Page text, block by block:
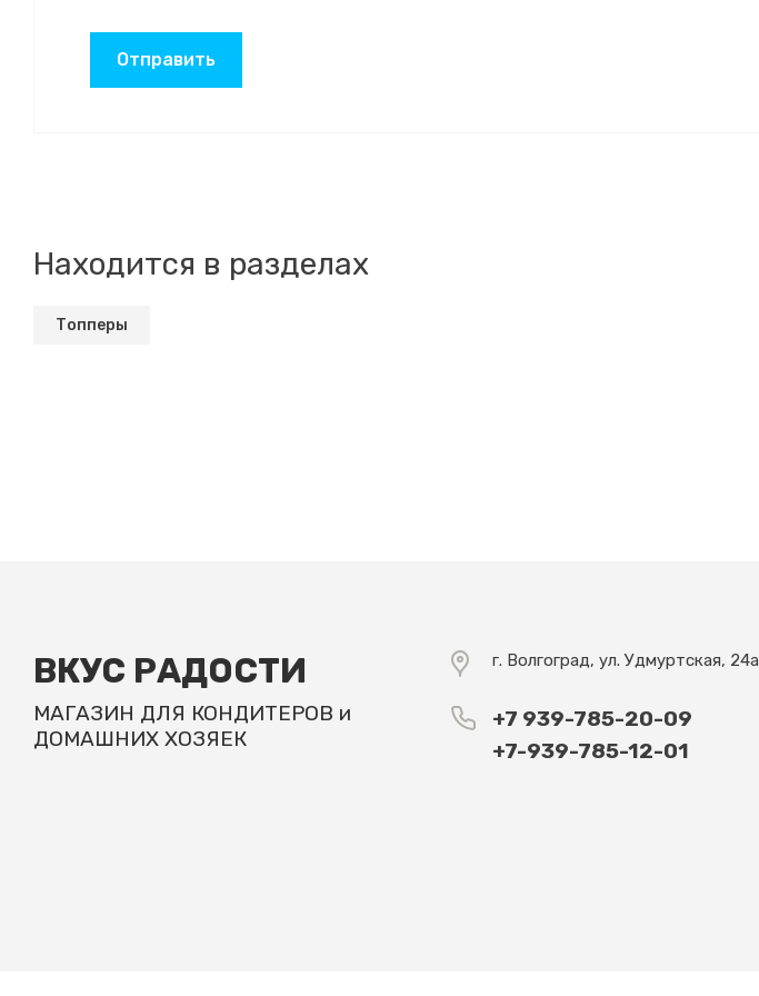
Отправить
Находится в разделах
Топперы
ВКУС РАДОСТИ
МАГАЗИН ДЛЯ КОНДИТЕРОВ и
ДОМАШНИХ ХОЗЯЕК
г. Волгоград, ул. Удмуртская, 24а
+7 939-785-20-09
+7-939-785-12-01